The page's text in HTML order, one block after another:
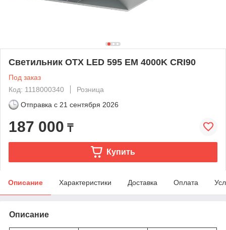
Светильник OTX LED 595 EM 4000K CRI90
Под заказ
Код: 1118000340
Розница
Отправка с 21 сентября 2026
187 000 ₸
Купить
Описание Характеристики Доставка Оплата
Описание